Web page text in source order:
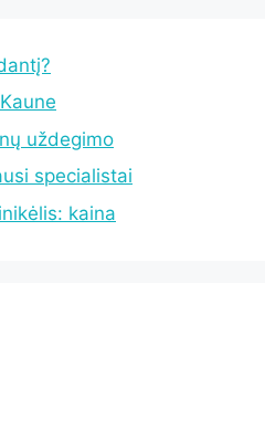
uždegimo
specialistai
kaina